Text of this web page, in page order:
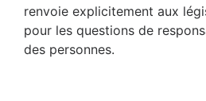
renvoie explicitement aux
pour les questions de
des personnes.